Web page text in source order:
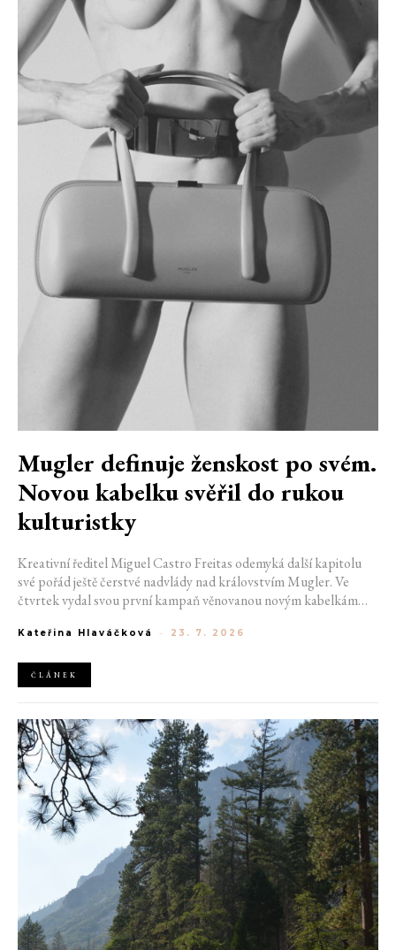
Mugler definuje ženskost po svém.
Novou kabelku svěřil do rukou
kulturistky
Kreativní ředitel Miguel Castro Freitas odemyká další kapitolu
své pořád ještě čerstvé nadvlády nad královstvím Mugler. Ve
čtvrtek vydal svou první kampaň věnovanou novým kabelkám
do módního domu dorazil. Umně mísí výrazy minulosti a dávných
Kateřina Hlaváčková - 23. 7. 2026
ČLÁNEK